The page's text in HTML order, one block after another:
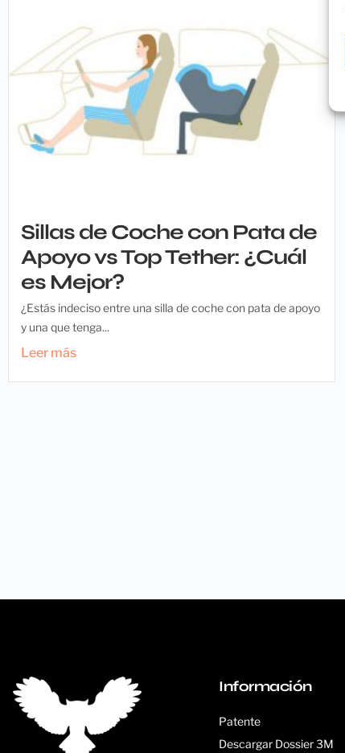
Sillas de Coche con Pata de
Apoyo vs Top Tether: ¿Cuál
es Mejor?
¿Estás indeciso entre una silla de coche con pata de apoyo
y una que tenga...
Leer más
Información
Patente
Descargar Dossier 3M